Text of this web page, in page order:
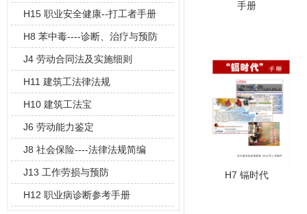
手册
H7 镉时代
H15 职业安全健康--打工者手册
（东莞
H8 苯中毒----诊断、治疗与预防
J4 劳动合同法及实施细则
H11 建筑工法律法规
H10 建筑工法宝
J6 劳动能力鉴定
J8 社会保险----法律法规简编
J13 工作劳损与预防
H12 职业病诊断参考手册